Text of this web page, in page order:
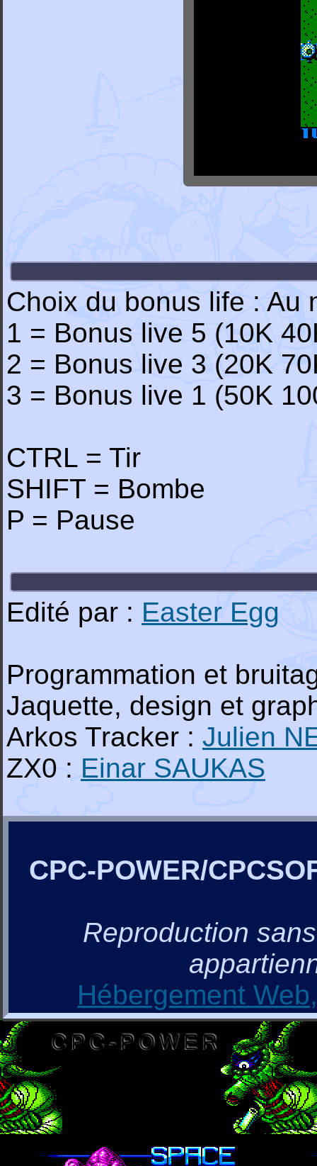
Choix du bonus life : Au
1 = Bonus live 5 (10K
2 = Bonus live 3 (20K
3 = Bonus live 1 (50K
CTRL = Tir
SHIFT = Bombe
P = Pause
Edité par : Easter Egg
Programmation et
Jaquette, design et
Arkos Tracker : Julien
ZX0 : Einar SAUKAS
CPC-POWER/
Reproduction
Hébergement